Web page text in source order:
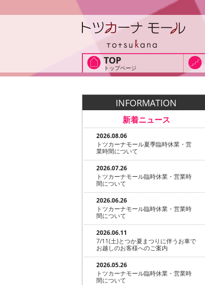
TOP
トップページ
INFORMATION
新着ニュース
2026.08.06
トツカーナモール夏季臨時休業・営
業時間について
2026.07.26
トツカーナモール臨時休業・営業時
間について
2026.06.26
トツカーナモール臨時休業・営業時
間について
2026.06.11
7/11(土)とつか夏まつりに伴うお車で
お越しのお客様へのご案内
2026.05.26
トツカーナモール臨時休業・営業時
間について